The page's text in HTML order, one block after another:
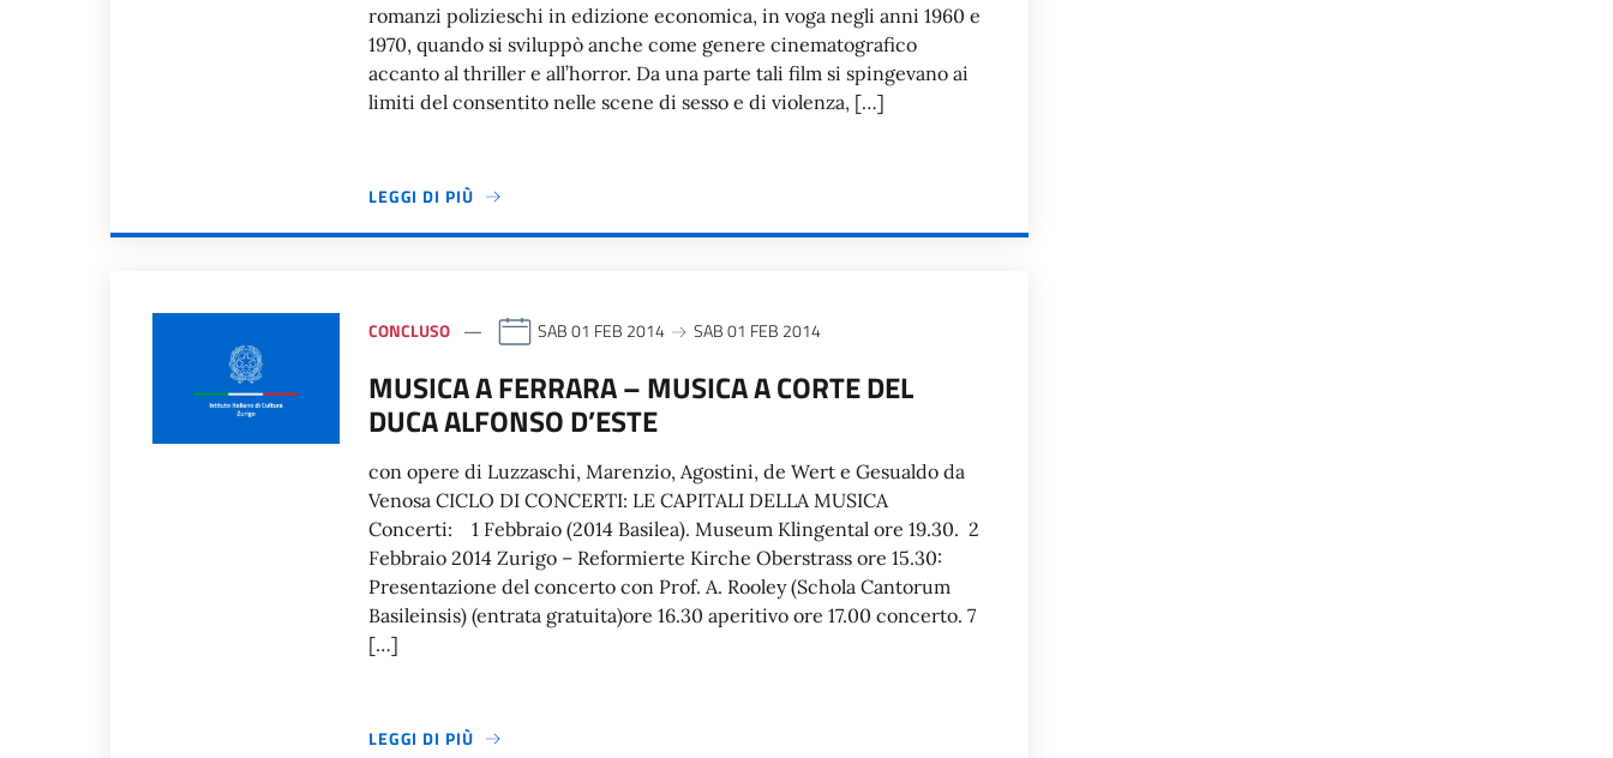
romanzi polizieschi in edizione economica, in voga negli anni 1960 e
1970, quando si sviluppò anche come genere cinematografico
accanto al thriller e all’horror. Da una parte tali film si spingevano ai
limiti del consentito nelle scene di sesso e di violenza, […]
LEGGI DI PIÙ
CONCLUSO SAB 01 FEB 2014 SAB 01 FEB 2014
MUSICA A FERRARA – MUSICA A CORTE DEL
DUCA ALFONSO D’ESTE
con opere di Luzzaschi, Marenzio, Agostini, de Wert e Gesualdo da
Venosa CICLO DI CONCERTI: LE CAPITALI DELLA MUSICA
Concerti: 1 Febbraio (2014 Basilea). Museum Klingental ore 19.30. 2
Febbraio 2014 Zurigo – Reformierte Kirche Oberstrass ore 15.30:
Presentazione del concerto con Prof. A. Rooley (Schola Cantorum
Basileinsis) (entrata gratuita)ore 16.30 aperitivo ore 17.00 concerto. 7
[…]
LEGGI DI PIÙ